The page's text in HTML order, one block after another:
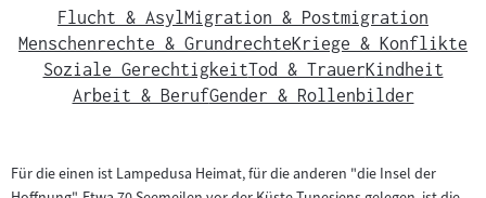
Flucht & Asyl
Migration & Postmigration
Menschenrechte & GrundrechteKriege & Konflikte
Soziale GerechtigkeitTod & TrauerKindheit
Arbeit & BerufGender & Rollenbilder
Für die einen ist Lampedusa Heimat, für die anderen "die Insel der